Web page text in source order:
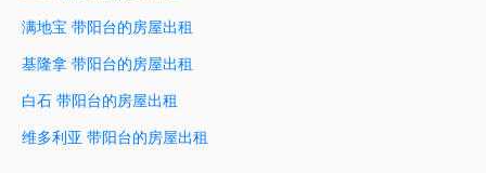
满地宝 带阳台的房屋出租
基隆拿 带阳台的房屋出租
白石 带阳台的房屋出租
维多利亚 带阳台的房屋出租